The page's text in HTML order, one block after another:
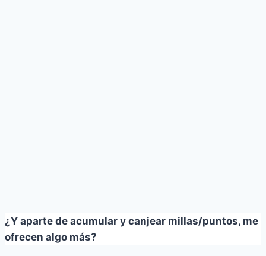
¿Y aparte de acumular y canjear millas/puntos, me
ofrecen algo más?